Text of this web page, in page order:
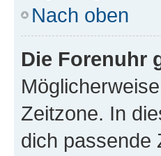
Nach oben
Die Forenuhr
Zeitzone. In
dich passende